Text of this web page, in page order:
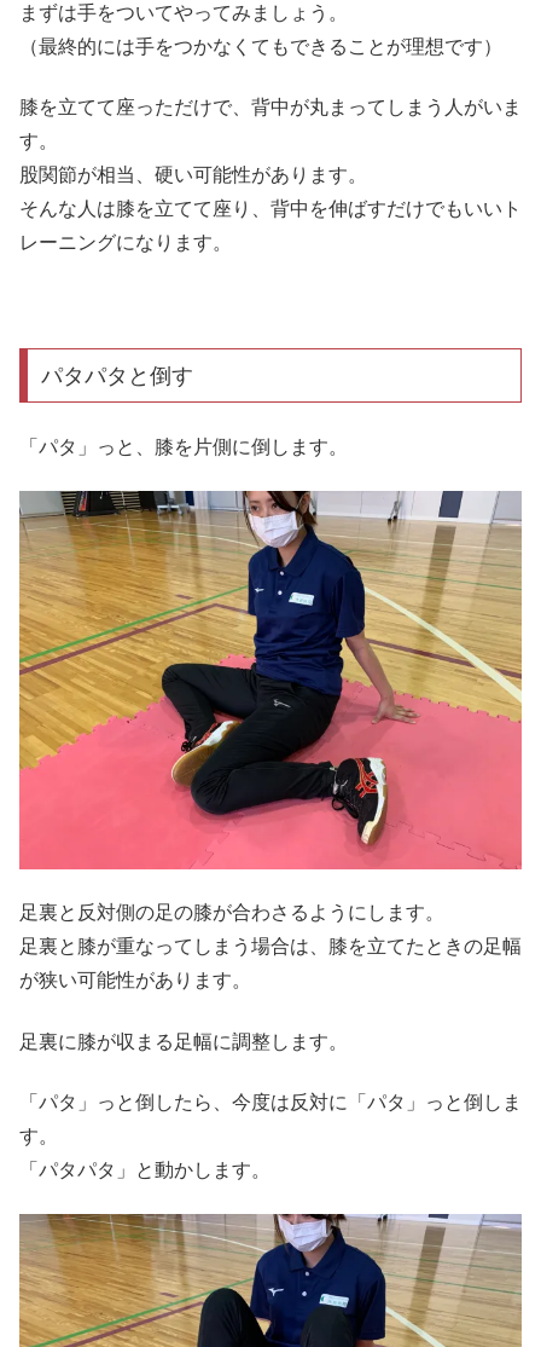
まずは手をついてやってみましょう。
（最終的には手をつかなくてもできることが理想です）
膝を立てて座っただけで、背中が丸まってしまう人がいま
す。
股関節が相当、硬い可能性があります。
そんな人は膝を立てて座り、背中を伸ばすだけでもいいト
レーニングになります。
パタパタと倒す
「パタ」っと、膝を片側に倒します。
足裏と反対側の足の膝が合わさるようにします。
足裏と膝が重なってしまう場合は、膝を立てたときの足幅
が狭い可能性があります。
足裏に膝が収まる足幅に調整します。
「パタ」っと倒したら、今度は反対に「パタ」っと倒しま
す。
「パタパタ」と動かします。